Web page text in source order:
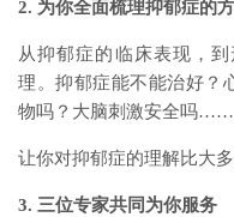
2. 为你全面梳理抑郁症的
从抑郁症的临床表现，
理。抑郁症能不能治好？
物吗？大脑刺激安全吗……
让你对抑郁症的理解比大
3. 三位专家共同为你服务